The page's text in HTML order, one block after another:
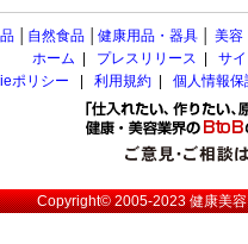
自然食品 健康用品・器具 美容
ホーム
プレスリリース
サ
ポリシー
利用規約 個人情報
Copyright© 2005-2023健康美